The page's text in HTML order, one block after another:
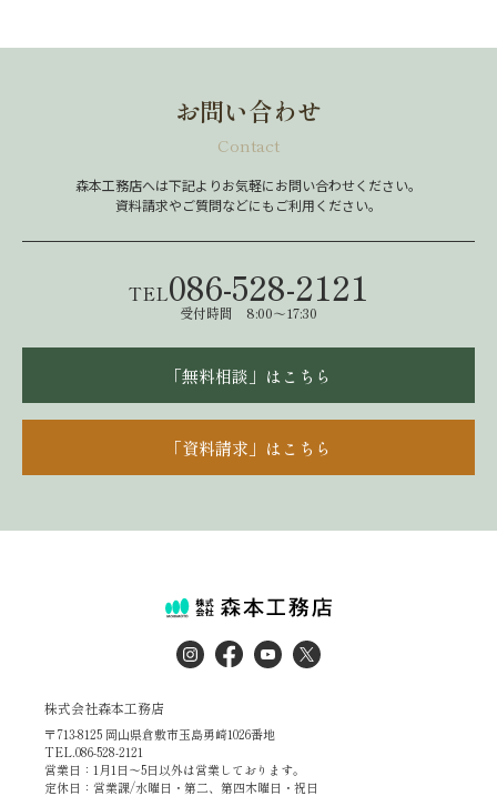
お問い合わせ
Contact
森本工務店へは下記よりお気軽にお問い合わせください。
資料請求やご質問などにもご利用ください。
TEL086-528-2121
受付時間 8:00～17:30
「無料相談」はこちら
「資料請求」はこちら
株式会社森本工務店
〒713-8125 岡山県倉敷市玉島勇崎1026番地
TEL.086-528-2121
営業日：1月1日～5日以外は営業しております。
定休日：営業課/水曜日・第二、第四木曜日・祝日